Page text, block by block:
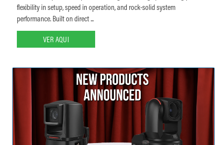
flexibility in setup, speed in operation, and rock-solid system
performance. Built on direct ...
VER AQUI